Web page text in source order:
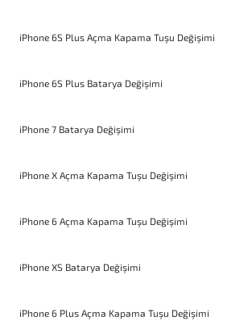
iPhone 6S Plus Açma Kapama Tuşu Değişimi
iPhone 6S Plus Batarya Değişimi
iPhone 7 Batarya Değişimi
iPhone X Açma Kapama Tuşu Değişimi
iPhone 6 Açma Kapama Tuşu Değişimi
iPhone XS Batarya Değişimi
iPhone 6 Plus Açma Kapama Tuşu Değişimi